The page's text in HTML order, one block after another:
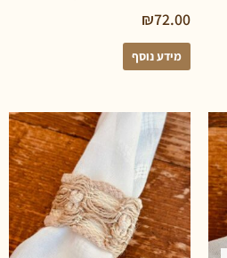
₪
מידע נוסף